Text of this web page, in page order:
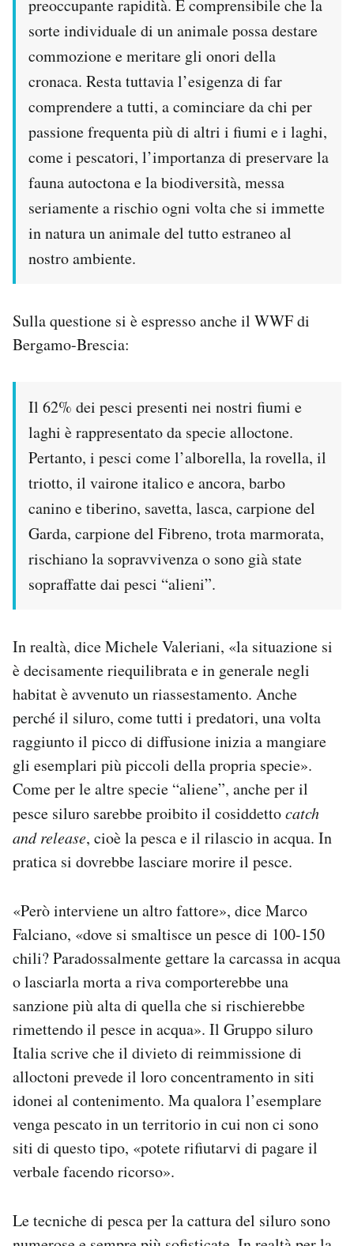
preoccupante rapidità. È comprensibile che la
sorte individuale di un animale possa destare
commozione e meritare gli onori della
cronaca. Resta tuttavia l’esigenza di far
comprendere a tutti, a cominciare da chi per
passione frequenta più di altri i fiumi e i laghi,
come i pescatori, l’importanza di preservare la
fauna autoctona e la biodiversità, messa
seriamente a rischio ogni volta che si immette
in natura un animale del tutto estraneo al
nostro ambiente.
Sulla questione si è espresso anche il WWF di
Bergamo-Brescia:
Il 62% dei pesci presenti nei nostri fiumi e
laghi è rappresentato da specie alloctone.
Pertanto, i pesci come l’alborella, la rovella, il
triotto, il vairone italico e ancora, barbo
canino e tiberino, savetta, lasca, carpione del
Garda, carpione del Fibreno, trota marmorata,
rischiano la sopravvivenza o sono già state
sopraffatte dai pesci “alieni”.
In realtà, dice Michele Valeriani, «la situazione si
è decisamente riequilibrata e in generale negli
habitat è avvenuto un riassestamento. Anche
perché il siluro, come tutti i predatori, una volta
raggiunto il picco di diffusione inizia a mangiare
gli esemplari più piccoli della propria specie».
Come per le altre specie “aliene”, anche per il
pesce siluro sarebbe proibito il cosiddettocatch
and release, cioè la pesca e il rilascio in acqua. In
pratica si dovrebbe lasciare morire il pesce.
«Però interviene un altro fattore», dice Marco
Falciano, «dove si smaltisce un pesce di 100-150
chili? Paradossalmente gettare la carcassa in acqua
o lasciarla morta a riva comporterebbe una
sanzione più alta di quella che si rischierebbe
rimettendo il pesce in acqua». Il Gruppo siluro
Italia scrive che il divieto di reimmissione di
alloctoni prevede il loro concentramento in siti
idonei al contenimento. Ma qualora l’esemplare
venga pescato in un territorio in cui non ci sono
siti di questo tipo, «potete rifiutarvi di pagare il
verbale facendo ricorso».
Le tecniche di pesca per la cattura del siluro sono